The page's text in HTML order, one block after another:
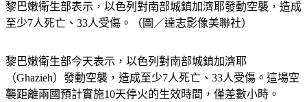
至少7人死亡、33人受傷。（圖／達志影像美聯社）
（Ghazieh）發動空襲，造成至少7人死亡、33人受傷。這場空
襲距離兩國預計實施10天停火的生效時間，僅差數小時。